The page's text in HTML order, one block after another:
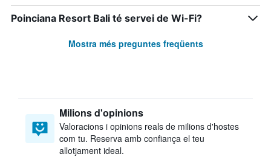
Poinciana Resort Bali té servei de Wi-Fi?
Mostra més preguntes freqüents
Milions d'opinions
Valoracions i opinions reals de milions d'hostes
com tu. Reserva amb confiança el teu
allotjament ideal.